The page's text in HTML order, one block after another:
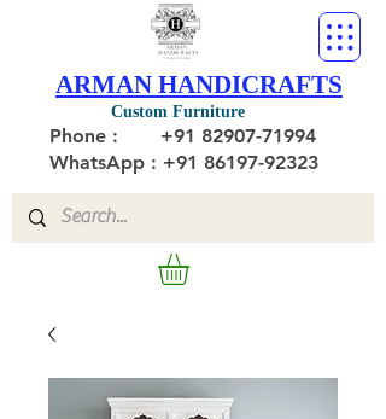
Custom Furniture
ARMAN HANDICRAFTS
Phone : +91 82907-71994
WhatsApp : +91 86197-92323